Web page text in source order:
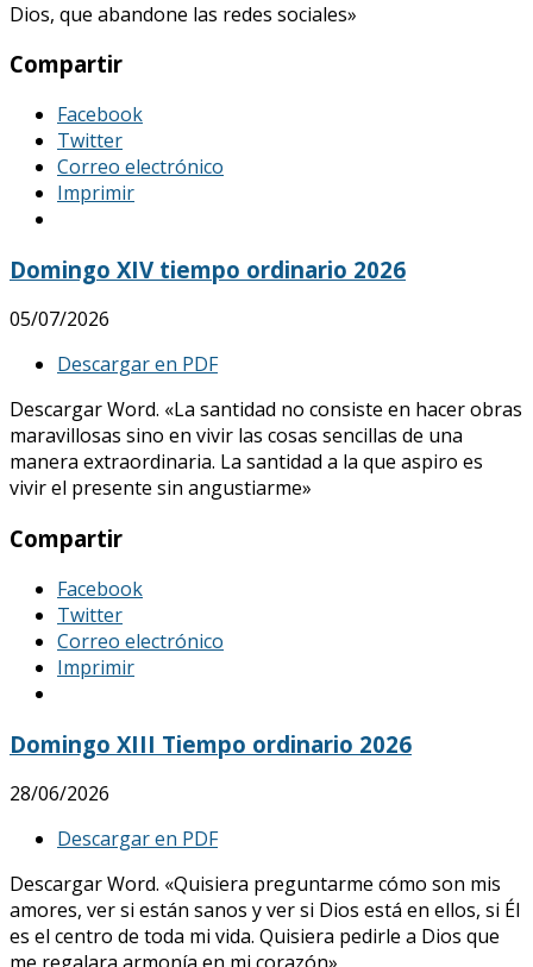
Dios, que abandone las redes sociales»
Compartir
Facebook
Twitter
Correo electrónico
Imprimir
Domingo XIV tiempo ordinario 2026
05/07/2026
Descargar en PDF
Descargar Word. «La santidad no consiste en hacer obras
maravillosas sino en vivir las cosas sencillas de una
manera extraordinaria. La santidad a la que aspiro es
vivir el presente sin angustiarme»
Compartir
Facebook
Twitter
Correo electrónico
Imprimir
Domingo XIII Tiempo ordinario 2026
28/06/2026
Descargar en PDF
Descargar Word. «Quisiera preguntarme cómo son mis
amores, ver si están sanos y ver si Dios está en ellos, si Él
es el centro de toda mi vida. Quisiera pedirle a Dios que